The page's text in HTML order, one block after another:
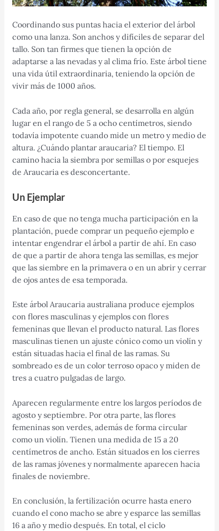
Coordinando sus puntas hacia el exterior del árbol
como una lanza. Son anchos y difíciles de separar del
tallo. Son tan firmes que tienen la opción de
adaptarse a las nevadas y al clima frío. Este árbol tiene
una vida útil extraordinaria, teniendo la opción de
vivir más de 1000 años.
Cada año, por regla general, se desarrolla en algún
lugar en el rango de 5 a ocho centímetros, siendo
todavía impotente cuando mide un metro y medio de
altura. ¿Cuándo plantar araucaria? El tiempo. El
camino hacia la siembra por semillas o por esquejes
de Araucaria es desconcertante.
Un Ejemplar
En caso de que no tenga mucha participación en la
plantación, puede comprar un pequeño ejemplo e
intentar engendrar el árbol a partir de ahí. En caso
de que a partir de ahora tenga las semillas, es mejor
que las siembre en la primavera o en un abrir y cerrar
de ojos antes de esa temporada.
Este árbol Araucaria australiana produce ejemplos
con flores masculinas y ejemplos con flores
femeninas que llevan el producto natural. Las flores
masculinas tienen un ajuste cónico como un violín y
están situadas hacia el final de las ramas. Su
sombreado es de un color terroso opaco y miden de
tres a cuatro pulgadas de largo.
Aparecen regularmente entre los largos períodos de
agosto y septiembre. Por otra parte, las flores
femeninas son verdes, además de forma circular
como un violín. Tienen una medida de 15 a 20
centímetros de ancho. Están situados en los cierres
de las ramas jóvenes y normalmente aparecen hacia
finales de noviembre.
En conclusión, la fertilización ocurre hasta enero
cuando el cono macho se abre y esparce las semillas
16 a año y medio después. En total, el ciclo